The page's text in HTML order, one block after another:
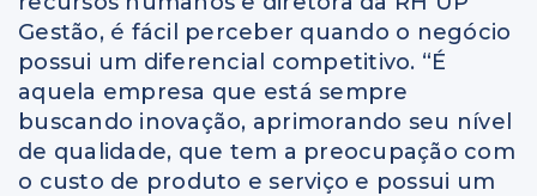
Gestão, é fácil perceber quando o negócio
possui um diferencial competitivo. “É
aquela empresa que está sempre
buscando inovação, aprimorando seu nível
de qualidade, que tem a preocupação com
o custo de produto e serviço e possui um